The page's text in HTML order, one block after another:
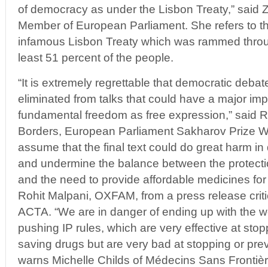
of democracy as under the Lisbon Treaty,” said
Member of European Parliament. She refers to
infamous Lisbon Treaty which was rammed
least 51 percent of the people.
“It is extremely regrettable that democratic
eliminated from talks that could have a major
fundamental freedom as free expression,” said
Borders, European Parliament Sakharov Prize
assume that the final text could do great harm
and undermine the balance between the
and the need to provide affordable medicines
Rohit Malpani, OXFAM, from a press release
ACTA. “We are in danger of ending up with the
pushing IP rules, which are very effective at
saving drugs but are very bad at stopping or
warns Michelle Childs of Médecins Sans